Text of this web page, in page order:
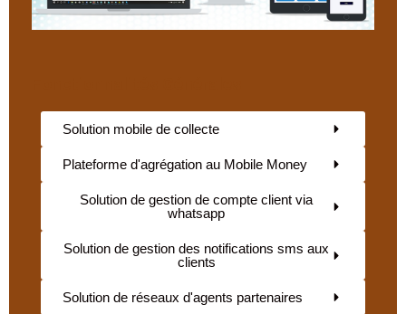
Solution mobile de collecte
Plateforme d'agrégation au Mobile Money
Solution de gestion de compte client via
whatsapp
Solution de gestion des notifications sms aux
clients
Solution de réseaux d'agents partenaires